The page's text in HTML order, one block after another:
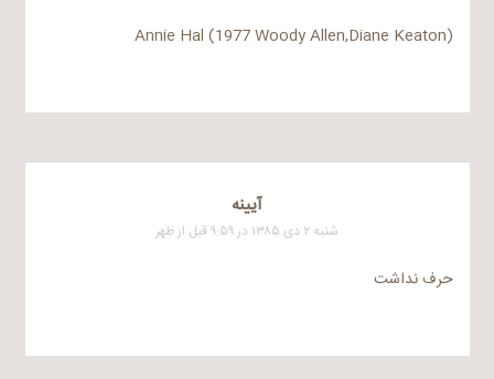
Annie Hal (1977 Woody Allen,Diane Keaton)
آيينه
شنبه ۲ دی ۱۳۸۵ در ۹:۵۹ قبل از ظهر
حرف نداشت